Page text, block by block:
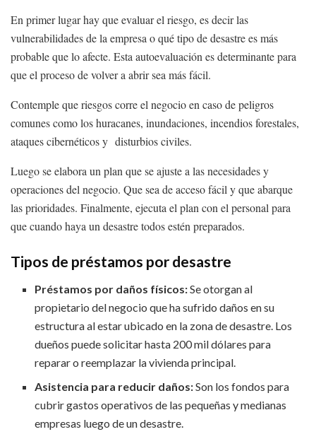
En primer lugar hay que evaluar el riesgo, es decir las
vulnerabilidades de la empresa o qué tipo de desastre es más
probable que lo afecte. Esta autoevaluación es determinante para
que el proceso de volver a abrir sea más fácil.
Contemple que riesgos corre el negocio en caso de peligros
comunes como los huracanes, inundaciones, incendios forestales,
ataques cibernéticos y disturbios civiles.
Luego se elabora un plan que se ajuste a las necesidades y
operaciones del negocio. Que sea de acceso fácil y que abarque
las prioridades. Finalmente, ejecuta el plan con el personal para
que cuando haya un desastre todos estén preparados.
Tipos de préstamos por desastre
Préstamos por daños físicos:Se otorgan al
propietario del negocio que ha sufrido daños en su
estructura al estar ubicado en la zona de desastre. Los
dueños puede solicitar hasta 200 mil dólares para
reparar o reemplazar la vivienda principal.
Asistencia para reducir daños:Son los fondos para
cubrir gastos operativos de las pequeñas y medianas
empresas luego de un desastre.